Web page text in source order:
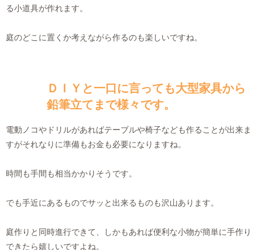
る小道具が作れます。
庭のどこに置くか考えながら作るのも楽しいですね。
ＤＩＹと一口に言っても大型家具から
鉛筆立てまで様々です。
電動ノコやドリルがあればテーブルや椅子なども作ることが出来ま
すがそれなりに準備もお金も必要になりますね。
時間も手間も相当かかりそうです。
でも手近にあるものでサッと出来るものも沢山あります。
庭作りと同時進行できて、しかもあれば便利な小物が簡単に手作り
できたら嬉しいですよね。